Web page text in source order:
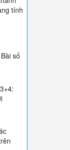
tính
số